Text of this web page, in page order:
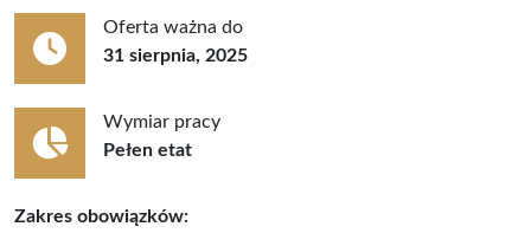
Oferta ważna do
31 sierpnia, 2025
Wymiar pracy
Pełen etat
Zakres obowiązków: